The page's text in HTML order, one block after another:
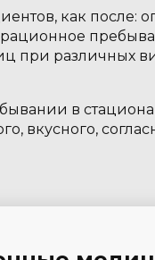
как после:
при различных
в
вкусного,